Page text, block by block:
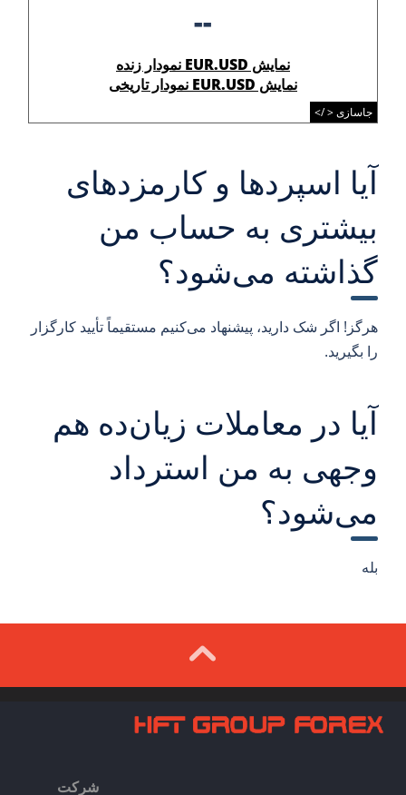
--
نمایش EUR.USD نمودار زنده
نمایش EUR.USD نمودار تاریخی
جاسازی < />
آیا اسپردها و کارمزدهای
بیشتری به حساب من
گذاشته می‌شود؟
هرگز! اگر شک دارید، پیشنهاد می‌کنیم مستقیماً تأیید کارگزار
را بگیرید.
آیا در معاملات زیان‌ده هم
وجهی به من استرداد
می‌شود؟
بله
شرکت